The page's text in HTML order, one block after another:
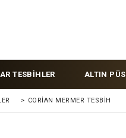
TESBİHLER ALTIN
> CORIAN MERMER TESBIH